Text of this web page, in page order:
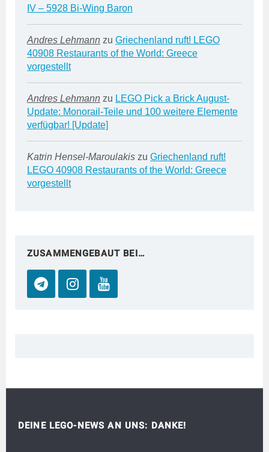
IV – 5928 Bi-Wing Baron
Andres Lehmann zu Griechenland ruft! LEGO
40908 Restaurants of the World: Greece
vorgestellt
Andres Lehmann zu LEGO Pick a Brick August-
Update: Monorail-Teile und 100 weitere Elemente
verfügbar! [Update]
Katrin Hensel-Maroulakis zu Griechenland ruft!
LEGO 40908 Restaurants of the World: Greece
vorgestellt
ZUSAMMENGEBAUT BEI…
DEINE LEGO-NEWS AN UNS: DANKE!